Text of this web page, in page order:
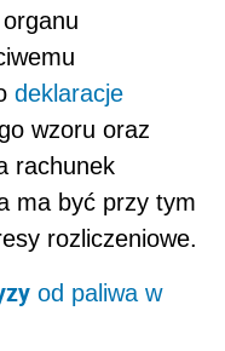
deklaracje
wzoru oraz
rachunek
ma być przy tym
rozliczeniowe.
od paliwa w